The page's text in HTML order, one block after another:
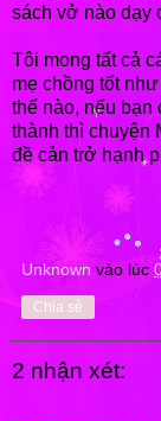
sách vở nào dạy
Tôi mong tất cả
mẹ chồng tốt
thế nào, nếu
thành thì chuyện
đề cản trở hạnh
Unknown vào lúc
Chia sẻ
2 nhận xét: